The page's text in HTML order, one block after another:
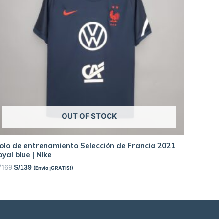
OUT OF STOCK
de entrenamiento Selección de Francia 2021
blue | Nike
169 S/139 (Envío ¡GRATIS!)